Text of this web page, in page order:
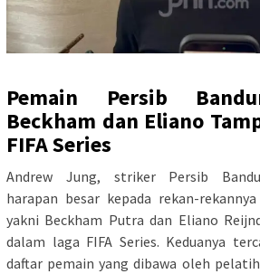
Pemain Persib
Beckham dan Eliano
FIFA Series
Andrew Jung, striker Persib
harapan besar kepada rekan-
yakni Beckham Putra dan Eliano
dalam laga FIFA Series. Keduanya
daftar pemain yang dibawa oleh